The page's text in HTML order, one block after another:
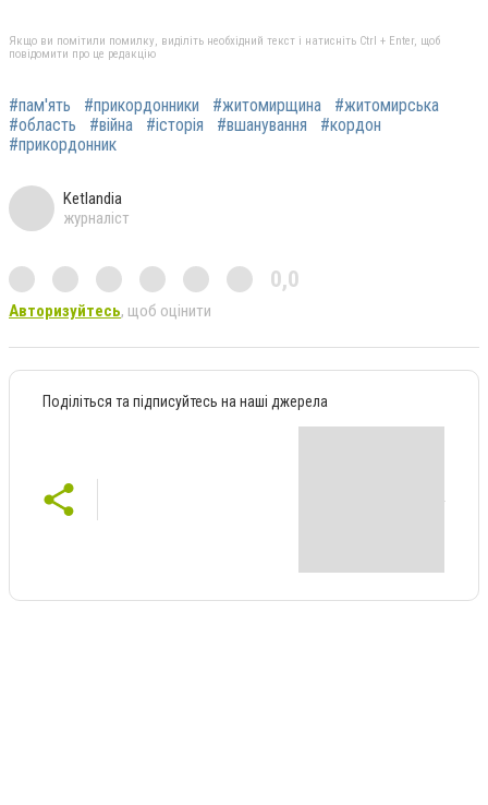
Якщо ви помітили помилку, виділіть необхідний текст і натисніть Ctrl + Enter, щоб
повідомити про це редакцію
#пам'ять #прикордонники #житомирщина
#житомирська
#область
#війна #історія #вшанування
#кордон
#прикордонник
Ketlandia
журналіст
0,0
Авторизуйтесь, щоб оцінити
Поділіться та підписуйтесь на наші джерела